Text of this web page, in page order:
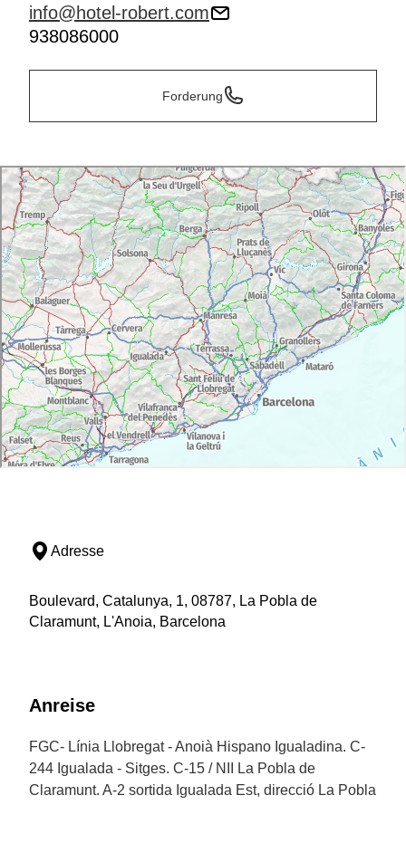
info@hotel-robert.com
938086000
Forderung
Adresse
Boulevard, Catalunya, 1, 08787, La Pobla de
Claramunt, L'Anoia, Barcelona
Anreise
FGC- Línia Llobregat - Anoià Hispano Igualadina. C-
244 Igualada - Sitges. C-15 / NII La Pobla de
Claramunt. A-2 sortida Igualada Est, direcció La Pobla